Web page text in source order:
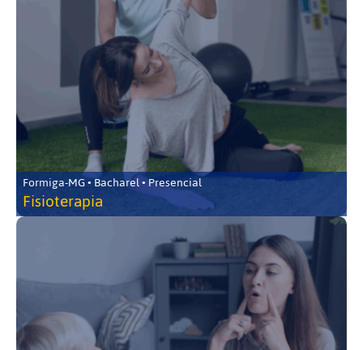
Formiga-MG • Bacharel • Presencial
Fisioterapia